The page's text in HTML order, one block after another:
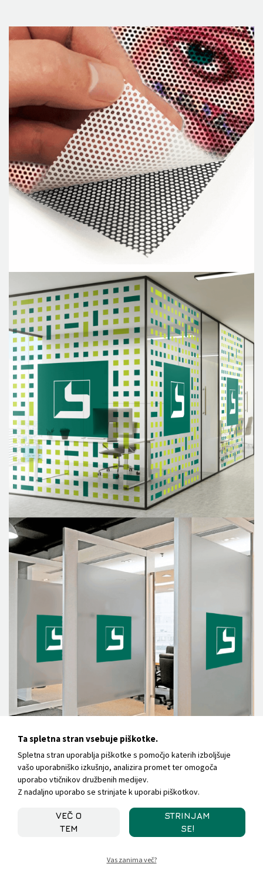
Ta spletna stran vsebuje piškotke.
Spletna stran uporablja piškotke s pomočjo katerih izboljšuje
vašo uporabniško izkušnjo, analizira promet ter omogoča
uporabo vtičnikov družbenih medijev.
Z nadaljno uporabo se strinjate k uporabi piškotkov.
VEČ O
TEM
STRINJAM
SE!
Vas zanima več?